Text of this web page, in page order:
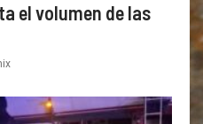
el volumen de las